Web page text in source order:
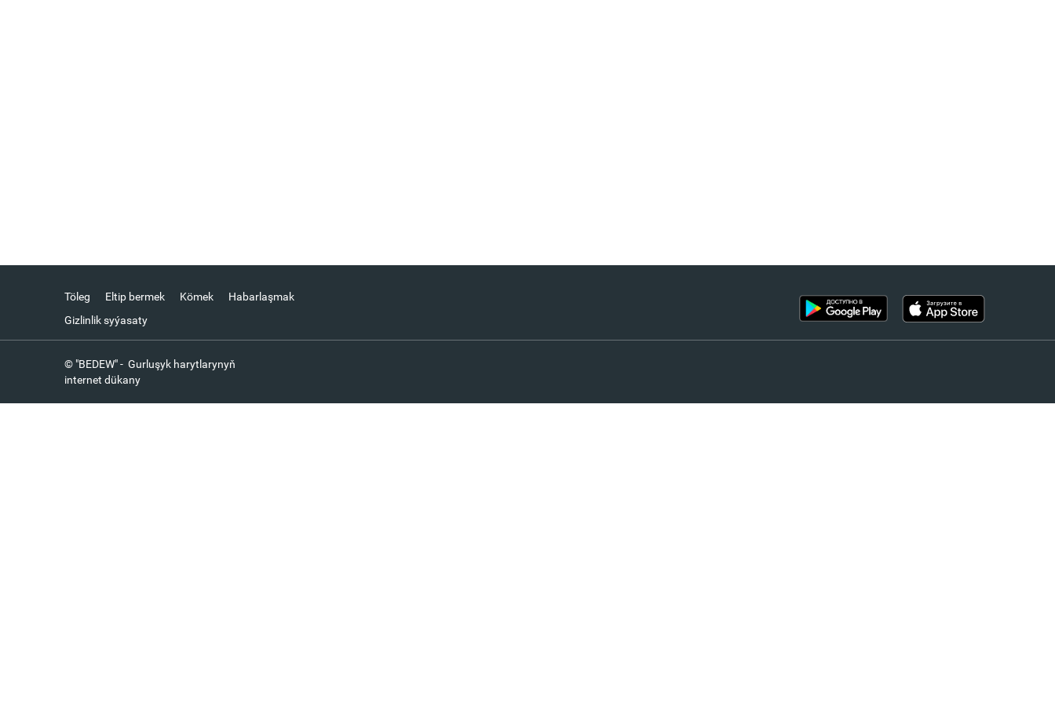
Töleg Eltip bermek Kömek
Habarlaşmak
Gizlinlik syýasaty
© "BEDEW" - Gurluşyk harytlarynyň
internet dükany